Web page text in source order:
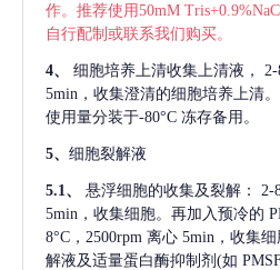
作。推荐使用50mM
自行配制或联系我们购买。
4、 细胞培养上清收集上清液，
5min，收集澄清的细胞培养上清
使用量分装于-80°C 冻存备用。
5、 细胞裂解液
5.1、 悬浮细胞的收集及裂解：
2-
5min，收集细胞。再加入预冷的
8°C，2500rpm 离心 5min，收集
解液及适量蛋白酶抑制剂(如